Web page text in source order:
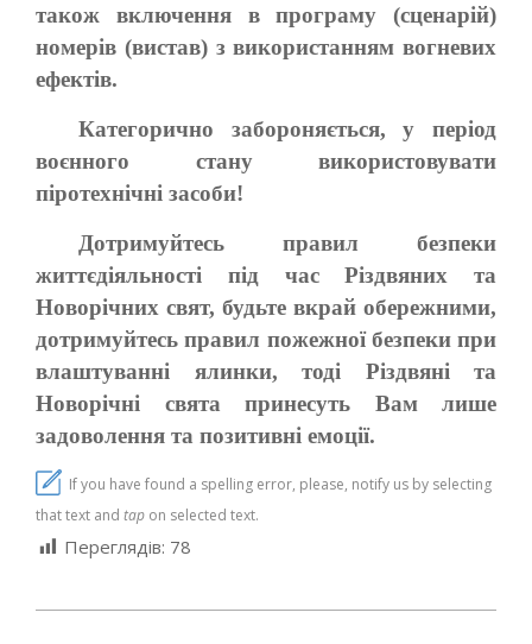
також включення в програму (сценарій)
номерів (вистав) з використанням вогневих
ефектів.
Категорично забороняється, у період
воєнного стану використовувати
піротехнічні засоби!
Дотримуйтесь правил безпеки
життєдіяльності під час Різдвяних та
Новорічних свят, будьте вкрай обережними,
дотримуйтесь правил пожежної безпеки при
влаштуванні ялинки, тоді Різдвяні та
Новорічні свята принесуть Вам лише
задоволення та позитивні емоції.
If you have found a spelling error, please, notify us by selecting
that text and tap on selected text.
Переглядів: 78